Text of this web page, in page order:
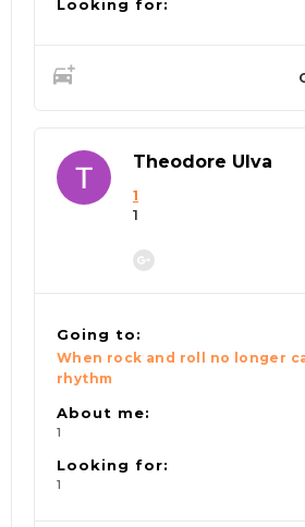
Looking for:
Theodore Ulva
1
1
Going to:
When rock and roll no longer
rhythm
About me:
1
Looking for:
1